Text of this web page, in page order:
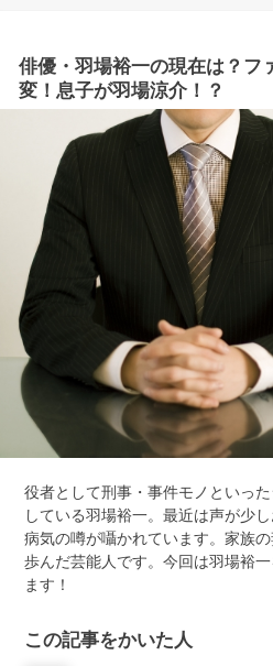
俳優・羽場裕一の現在は？フ
変！息子が羽場涼介！？
役者として刑事・事件モノといっ
している羽場裕一。最近は声が少
病気の噂が囁かれています。家族
歩んだ芸能人です。今回は羽場裕
ます！
この記事をかいた人